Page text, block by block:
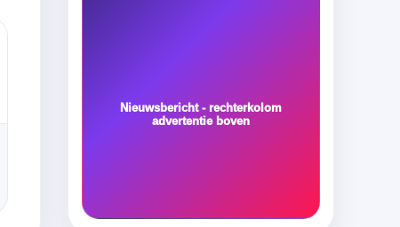
Nieuwsbericht - rechterkolom
advertentie boven